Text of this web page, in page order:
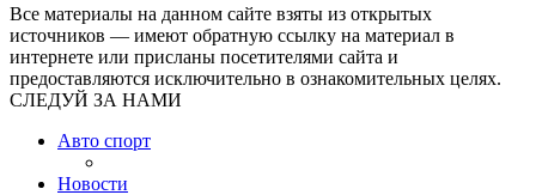
Все материалы на данном сайте взяты из открытых
источников — имеют обратную ссылку на материал в
интернете или присланы посетителями сайта и
предоставляются исключительно в ознакомительных целях.
СЛЕДУЙ ЗА НАМИ
Авто спорт
Новости